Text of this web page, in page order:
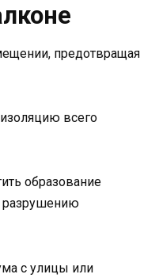
предотвращая
всего
образование
разрушению
с улицы или